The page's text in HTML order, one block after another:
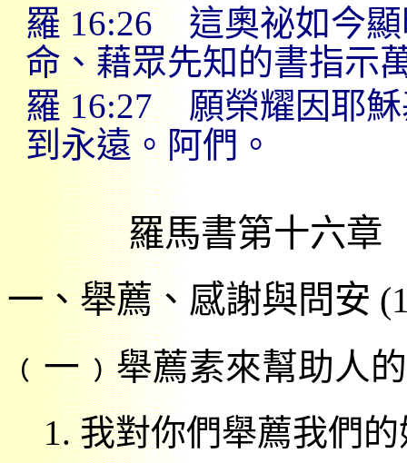
羅16:26這奧祕如今
命、藉眾先知的書指示
羅16:27 願榮耀因耶
到永遠。阿們。
羅馬書第十六章
一、舉薦、感謝與問安
﹙一﹚舉薦素來幫助人
1.我對你們舉薦我們